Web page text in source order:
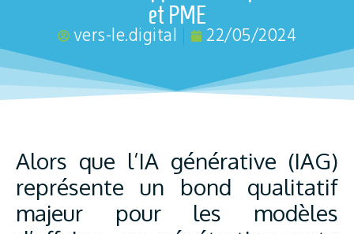
et PME
vers-le.digital 22/05/2024
Alors que l’IA générative (IAG)
représente un bond qualitatif
majeur pour les modèles